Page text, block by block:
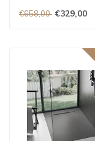
€658,00 €329,00